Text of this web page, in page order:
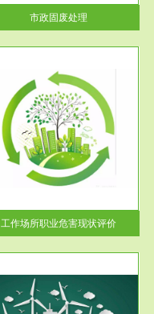
市政固废处理
工作场所职业危害现状评价